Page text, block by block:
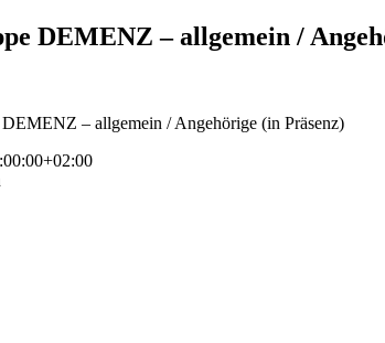
DEMENZ – allgemein /
– allgemein / Angehörige (in Präsenz)